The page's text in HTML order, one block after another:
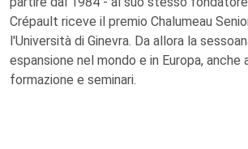
Crépault riceve il premio Chalumeau
l'Università di Ginevra. Da allora la
espansione nel mondo e in Europa,
formazione e seminari.